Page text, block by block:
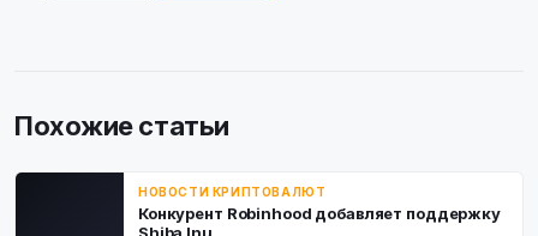
Похожие статьи
НОВОСТИ КРИПТОВАЛЮТ
Конкурент Robinhood добавляет поддержку